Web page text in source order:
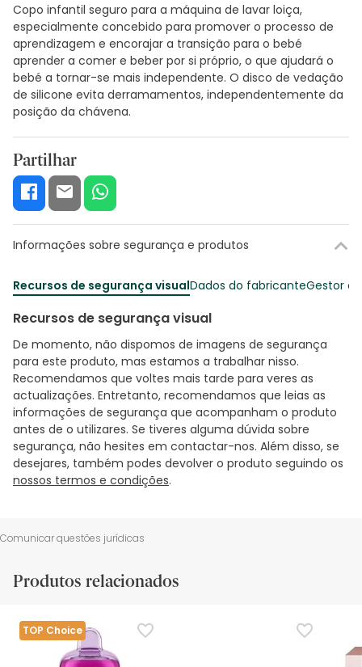
Copo infantil seguro para a máquina de lavar loiça,
especialmente concebido para promover o processo de
aprendizagem e encorajar a transição para o bebé
aprender a comer e beber por si próprio, o que ajudará o
bebé a tornar-se mais independente. O disco de vedação
de silicone evita derramamentos, independentemente da
posição da chávena.
Partilhar
Informações sobre segurança e produtos
Recursos de segurança visualDados do fabricanteGestor
Recursos de segurança visual
De momento, não dispomos de imagens de segurança
para este produto, mas estamos a trabalhar nisso.
Recomendamos que voltes mais tarde para veres as
actualizações. Entretanto, recomendamos que leias as
informações de segurança que acompanham o produto
antes de o utilizares. Se tiveres alguma dúvida sobre
segurança, não hesites em contactar-nos. Além disso, se
desejares, também podes devolver o produto seguindo os
nossos termos e condições.
Comunicar questões jurídicas
Produtos relacionados
TOP Choice